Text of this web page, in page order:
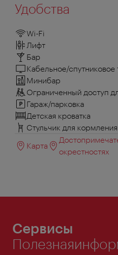
Удобства
Wi-Fi
Лифт
Бар
Кабельное/спутниковое
Минибар
Ограниченный доступ
Гараж/парковка
Детская кроватка
Стульчик для кормления
Карта
окрестностях
Сервисы